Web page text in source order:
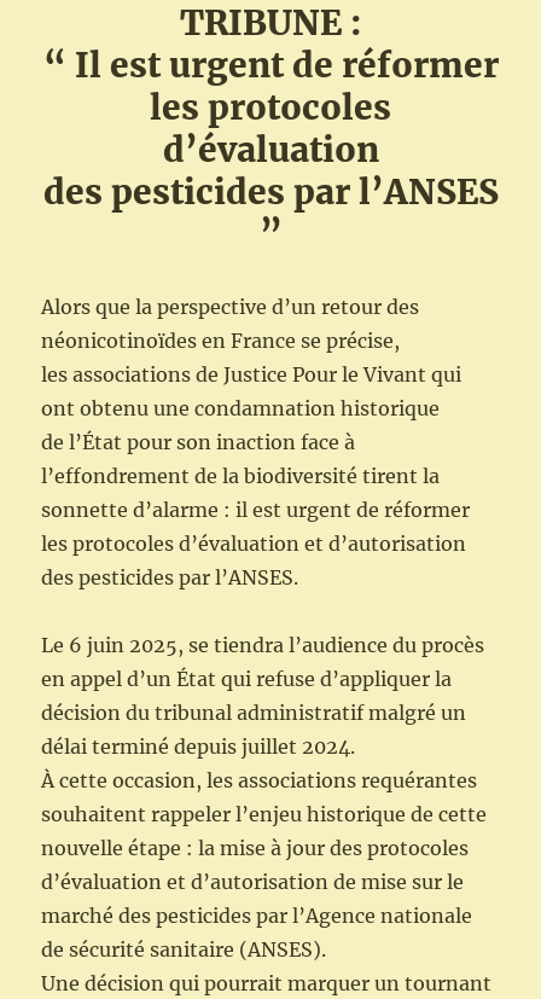
TRIBUNE :
“ Il est urgent de réformer
les protocoles
d’évaluation
des pesticides par l’ANSES
”
Alors que la perspective d’un retour des
néonicotinoïdes en France se précise,
les associations de Justice Pour le Vivant qui
ont obtenu une condamnation historique
de l’État pour son inaction face à
l’effondrement de la biodiversité tirent la
sonnette d’alarme : il est urgent de réformer
les protocoles d’évaluation et d’autorisation
des pesticides par l’ANSES.
Le 6 juin 2025, se tiendra l’audience du procès
en appel d’un État qui refuse d’appliquer la
décision du tribunal administratif malgré un
délai terminé depuis juillet 2024.
À cette occasion, les associations requérantes
souhaitent rappeler l’enjeu historique de cette
nouvelle étape : la mise à jour des protocoles
d’évaluation et d’autorisation de mise sur le
marché des pesticides par l’Agence nationale
de sécurité sanitaire (ANSES).
Une décision qui pourrait marquer un tournant